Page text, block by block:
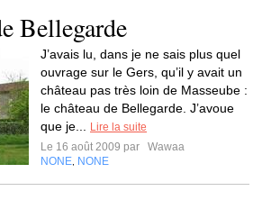
Bellegarde
J’avais lu, dans je ne sais plus quel
ouvrage sur le Gers, qu’il y avait un
château pas très loin de Masseube :
le château de Bellegarde. J’avoue
que je...
Lire la suite
Le 16 août 2009 par
Wawaa
NONE NONE